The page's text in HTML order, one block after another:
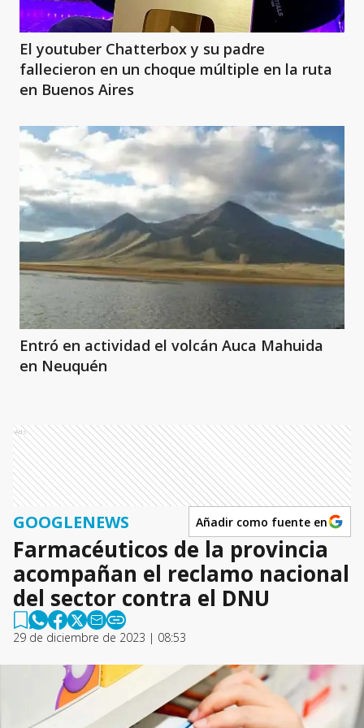
El youtuber Chatterbox y su padre
fallecieron en un choque múltiple en la ruta
en Buenos Aires
Entró en actividad el volcán Auca Mahuida
en Neuquén
Ads
GOOGLENEWS Añadir como fuente en
Farmacéuticos de la provincia
acompañan el reclamo nacional
del sector contra el DNU
29 de diciembre de 2023 | 08:53